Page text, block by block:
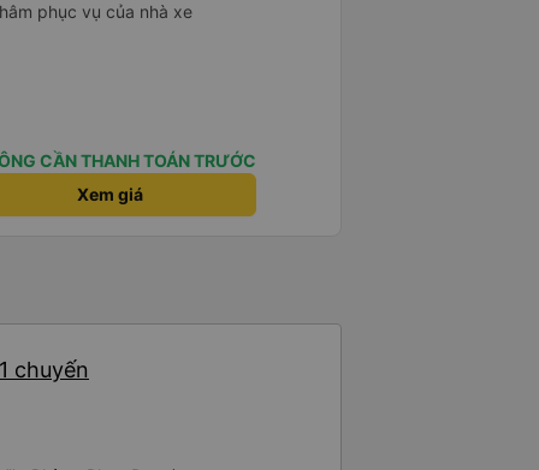
phục vụ của nhà xe
CẦN THANH TOÁN TRƯỚC
Xem giá
chuyến